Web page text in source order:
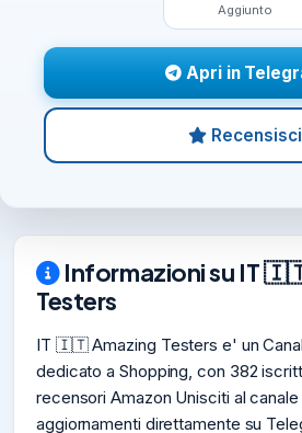
Aggiunto
Apri in
Recensisci
Informazioni su IT
Testers
IT 🇮🇹 Amazing Testers e' un
dedicato a Shopping, con 382
recensori Amazon Unisciti al
aggiornamenti direttamente su